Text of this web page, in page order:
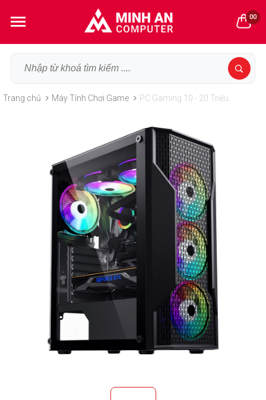
00
Trang chủ Máy Tính Chơi Game PC Gaming 10 - 20 Triệu